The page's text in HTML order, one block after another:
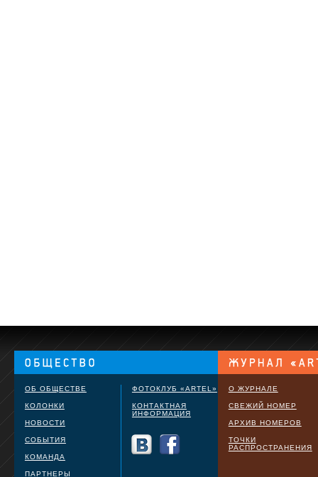
ОБ ОБЩЕСТВЕ
КОЛОНКИ
НОВОСТИ
СОБЫТИЯ
КОМАНДА
ПАРТНЕРЫ
ФОТОКЛУБ «ARTEL»
КОНТАКТНАЯ
ИНФОРМАЦИЯ
О ЖУРНАЛЕ
СВЕЖИЙ НОМЕР
АРХИВ НОМЕРОВ
ТОЧКИ
РАСПРОСТРАНЕНИЯ